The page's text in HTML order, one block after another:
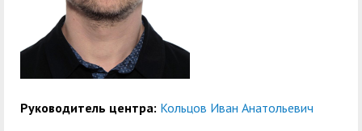
служением»
Руководитель центра: Кольцов Иван Анатольевич